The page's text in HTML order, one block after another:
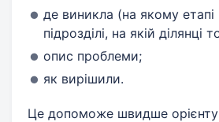
де виникла (на якому
підрозділі, на якій ділянці
опис проблеми;
як вирішили.
Це допоможе швидше